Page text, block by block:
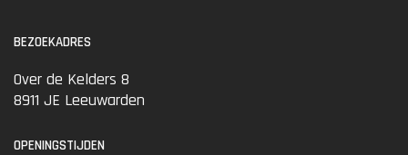
BEZOEKADRES
Over de Kelders 8
8911 JE Leeuwarden
OPENINGSTIJDEN